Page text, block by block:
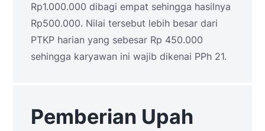
Rp1.000.000 dibagi empat sehingga hasilnya
Rp500.000. Nilai tersebut lebih besar dari
PTKP harian yang sebesar Rp 450.000
sehingga karyawan ini wajib dikenai PPh 21.
Pemberian Upah